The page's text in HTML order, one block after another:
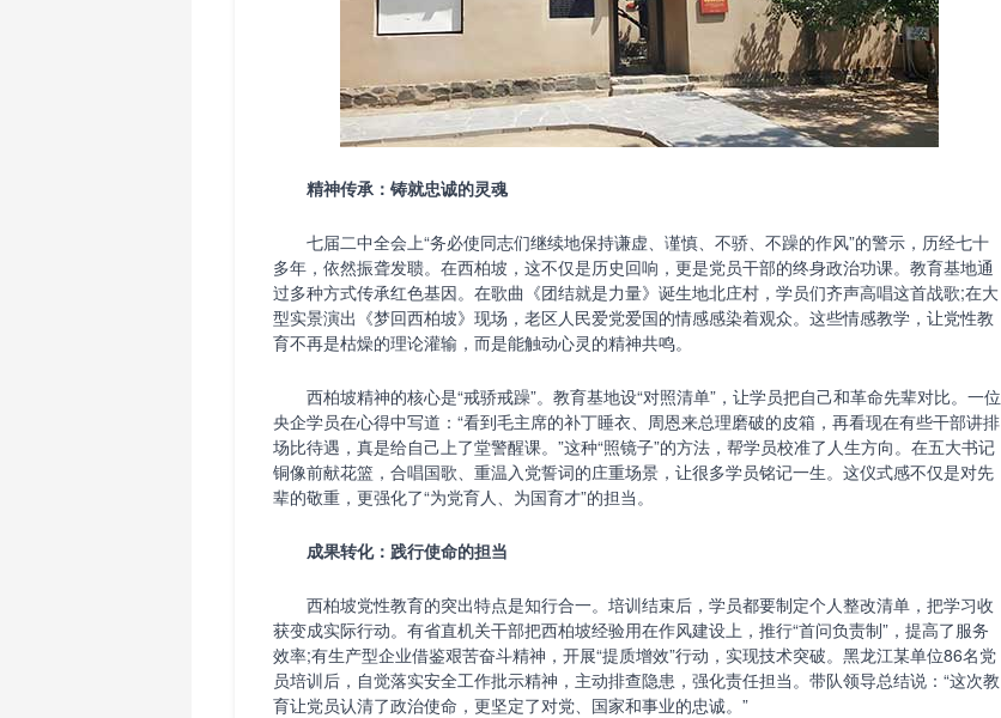
精神传承：铸就忠诚的灵魂
七届二中全会上“务必使同志们继续地保持谦虚、谨慎、不骄、不躁的作风”的警示，历经七十
多年，依然振聋发聩。在西柏坡，这不仅是历史回响，更是党员干部的终身政治功课。教育基地通
过多种方式传承红色基因。在歌曲《团结就是力量》诞生地北庄村，学员们齐声高唱这首战歌;在大
型实景演出《梦回西柏坡》现场，老区人民爱党爱国的情感感染着观众。这些情感教学，让党性教
育不再是枯燥的理论灌输，而是能触动心灵的精神共鸣。
西柏坡精神的核心是“戒骄戒躁”。教育基地设“对照清单”，让学员把自己和革命先辈对比。一位
央企学员在心得中写道：“看到毛主席的补丁睡衣、周恩来总理磨破的皮箱，再看现在有些干部讲排
场比待遇，真是给自己上了堂警醒课。”这种“照镜子”的方法，帮学员校准了人生方向。在五大书记
铜像前献花篮，合唱国歌、重温入党誓词的庄重场景，让很多学员铭记一生。这仪式感不仅是对先
辈的敬重，更强化了“为党育人、为国育才”的担当。
成果转化：践行使命的担当
西柏坡党性教育的突出特点是知行合一。培训结束后，学员都要制定个人整改清单，把学习收
获变成实际行动。有省直机关干部把西柏坡经验用在作风建设上，推行“首问负责制”，提高了服务
效率;有生产型企业借鉴艰苦奋斗精神，开展“提质增效”行动，实现技术突破。黑龙江某单位86名党
员培训后，自觉落实安全工作批示精神，主动排查隐患，强化责任担当。带队领导总结说：“这次教
育让党员认清了政治使命，更坚定了对党、国家和事业的忠诚。”